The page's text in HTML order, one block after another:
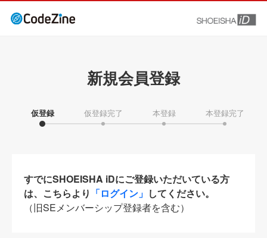
新規会員登録
仮登録 仮登録完了 本登録 本登録完了
すでにSHOEISHA iDにご登録いただいている方
は、こちらより 「ログイン」 してください。
（旧SEメンバーシップ登録者を含む）